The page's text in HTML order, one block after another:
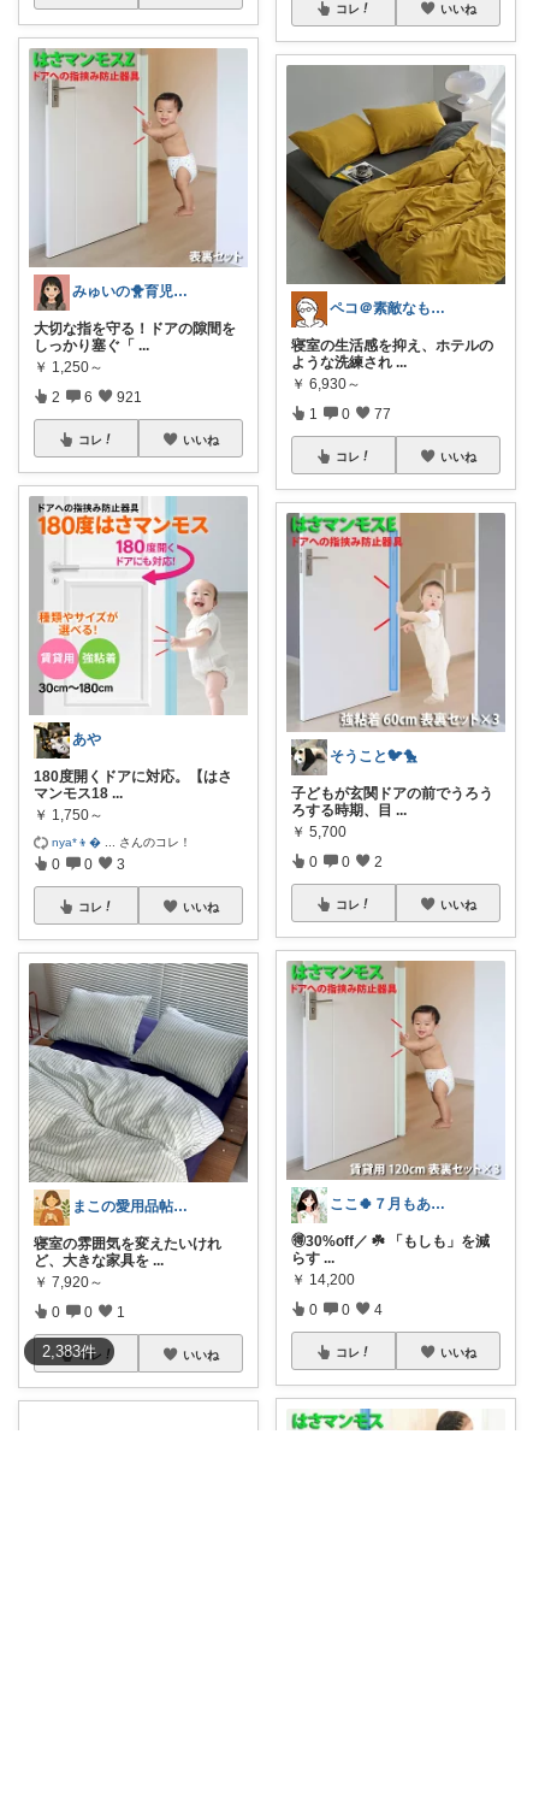
2,383件
みゅいの🐥育児×時短×コスパ☀️朝コレ
大切な指を守る！ドアの隙間を
しっかり塞ぐ「 ...
￥ 1,250～
2 6 921
コレ いいね
あや
180度開くドアに対応。【はさ
マンモス18 ...
￥ 1,750～
nya*👦 さんのコレ！
0 0 3
コレ いいね
まこの愛用品帖｜暮らし整うROOM
寝室の雰囲気を変えたいけれ
ど、大きな家具を ...
￥ 7,920～
0 0 1
コレ いいね
コレ いいね
ペコ＠素敵なものを紹介しています
寝室の生活感を抑え、ホテルの
ような洗練され ...
￥ 6,930～
1 0 77
コレ いいね
そうこと🐦🐤
子どもが玄関ドアの前でうろう
ろする時期、目 ...
￥ 5,700
0 0 2
コレ いいね
ここ🍀７月もありがとう🍀
🉐30%off／ ☘️ 「もしも」を減
らす ...
￥ 14,200
0 0 4
コレ いいね